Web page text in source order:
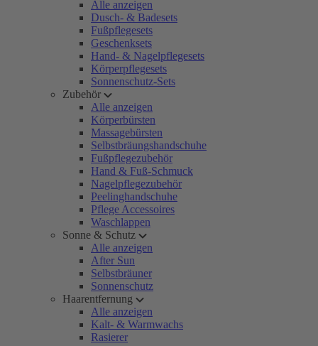
Alle anzeigen
Dusch- & Badesets
Fußpflegesets
Geschenksets
Hand- & Nagelpflegesets
Körperpflegesets
Sonnenschutz-Sets
Zubehör
Alle anzeigen
Körperbürsten
Massagebürsten
Selbstbräungshandschuhe
Fußpflegezubehör
Hand & Fuß-Schmuck
Nagelpflegezubehör
Peelinghandschuhe
Pflege Accessoires
Waschlappen
Sonne & Schutz
Alle anzeigen
After Sun
Selbstbräuner
Sonnenschutz
Haarentfernung
Alle anzeigen
Kalt- & Warmwachs
Rasierer